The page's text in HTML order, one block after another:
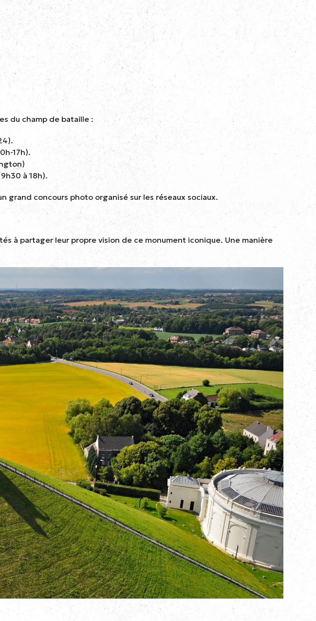
du champ de bataille :
17h).
à 18h).
grand concours photo organisé sur les réseaux sociaux.
à partager leur propre vision de ce monument iconique. Une manière